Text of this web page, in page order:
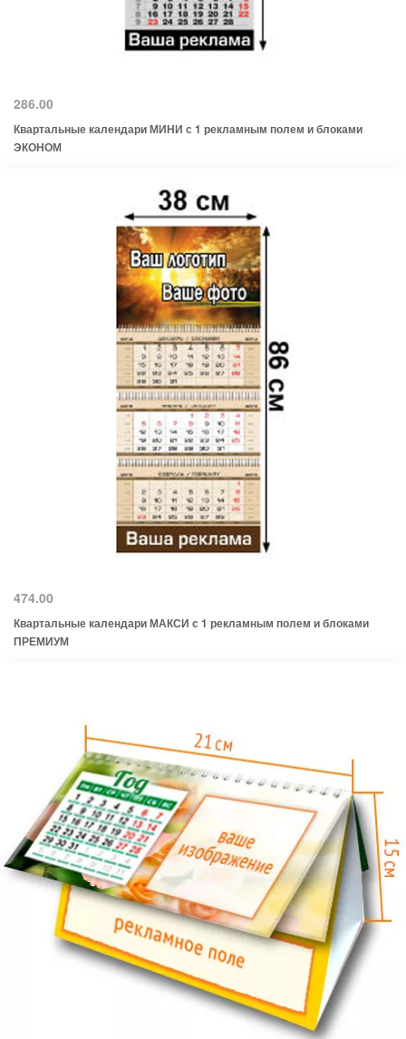
286.00
Квартальные календари МИНИ с 1 рекламным полем и блоками
ЭКОНОМ
474.00
Квартальные календари МАКСИ с 1 рекламным полем и блоками
ПРЕМИУМ